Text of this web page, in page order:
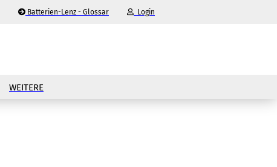
Batterien-Lenz - Glossar Login
WEITERE